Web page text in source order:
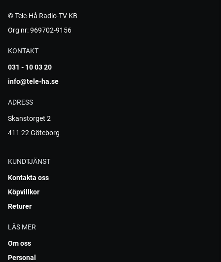
© Tele-Hå Radio-TV KB
Org nr: 969702-9156
KONTAKT
031 - 10 03 20
info@tele-ha.se
ADRESS
Skanstorget 2
411 22 Göteborg
KUNDTJÄNST
Kontakta oss
Köpvillkor
Returer
LÄS MER
Om oss
Personal